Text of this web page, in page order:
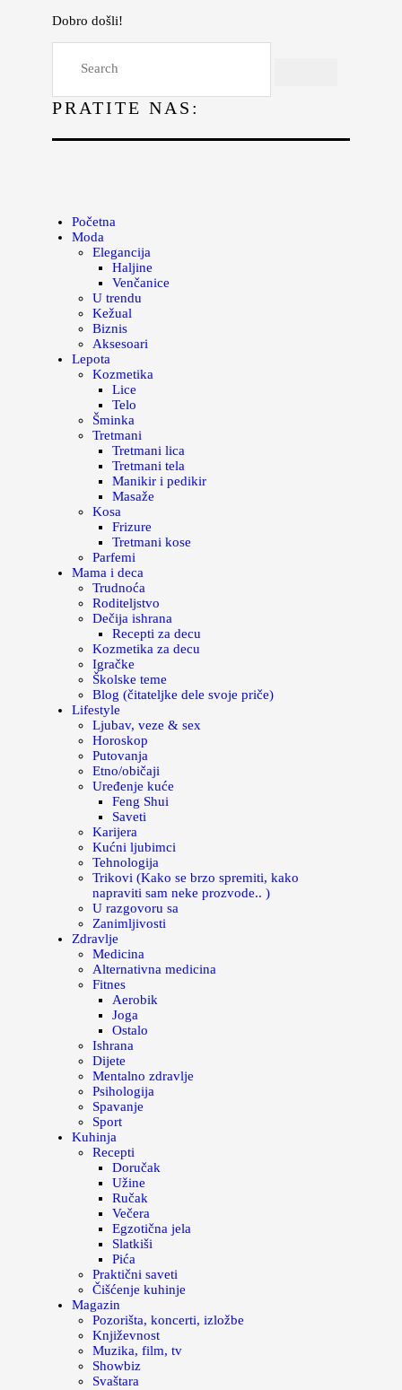
Dobro došli!
PRATITE NAS:
Početna
Moda
Elegancija
Haljine
Venčanice
U trendu
Kežual
Biznis
Aksesoari
Lepota
Kozmetika
Lice
Telo
Šminka
Tretmani
Tretmani lica
Tretmani tela
Manikir i pedikir
Masaže
Kosa
Frizure
Tretmani kose
Parfemi
Mama i deca
Trudnoća
Roditeljstvo
Dečija ishrana
Recepti za decu
Kozmetika za decu
Igračke
Školske teme
Blog (čitateljke dele svoje priče)
Lifestyle
Ljubav, veze & sex
Horoskop
Putovanja
Etno/običaji
Uređenje kuće
Feng Shui
Saveti
Karijera
Kućni ljubimci
Tehnologija
Trikovi (Kako se brzo spremiti, kako
napraviti sam neke prozvode.. )
U razgovoru sa
Zanimljivosti
Zdravlje
Medicina
Alternativna medicina
Fitnes
Aerobik
Joga
Ostalo
Ishrana
Dijete
Mentalno zdravlje
Psihologija
Spavanje
Sport
Kuhinja
Recepti
Doručak
Užine
Ručak
Večera
Egzotična jela
Slatkiši
Pića
Praktični saveti
Čišćenje kuhinje
Magazin
Pozorišta, koncerti, izložbe
Književnost
Muzika, film, tv
Showbiz
Svaštara
Lepota
Kuhinja
Magazin